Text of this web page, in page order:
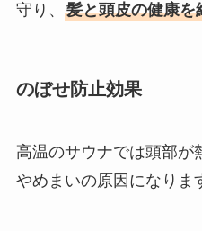
守り、 髪と頭皮の健康を
のぼせ防止効果
高温のサウナでは頭部が
やめまいの原因になりま